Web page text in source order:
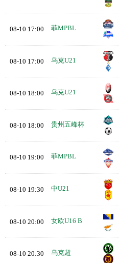
08-10 17:00 菲MPBL
08-10 17:00 乌克U21
08-10 18:00 乌克U21
08-10 18:00 贵州五峰杯
08-10 19:00 菲MPBL
08-10 19:30 中U21
08-10 20:00 女欧U16 B
08-10 20:30 乌克超